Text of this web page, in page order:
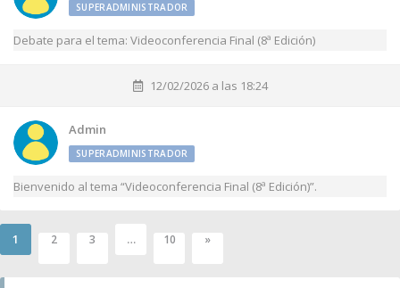
SUPERADMINISTRADOR
Debate para el tema: Videoconferencia Final (8ª Edición)
12/02/2026 a las 18:24
Admin
SUPERADMINISTRADOR
Bienvenido al tema “Videoconferencia Final (8ª Edición)”.
1 2 3 … 10 »